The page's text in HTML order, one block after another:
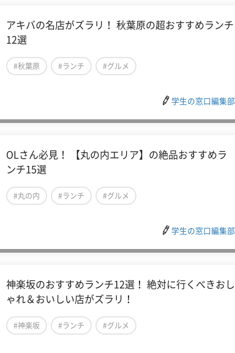
アキバの名店がズラリ！ 秋葉原の超おすすめランチ
12選
#秋葉原 #ランチ #グルメ
学生の窓口編集部
OLさん必見！ 【丸の内エリア】の絶品おすすめラ
ンチ15選
#丸の内 #ランチ #グルメ
学生の窓口編集部
神楽坂のおすすめランチ12選！ 絶対に行くべきおし
ゃれ＆おいしい店がズラリ！
#神楽坂 #ランチ #グルメ